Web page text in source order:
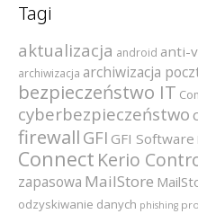
Tagi
aktualizacja android anti-
archiwizacja archiwizacja
bezpieczeństwo IT
cyberbezpieczeństwo
firewall GFI GFI Software
Connect Kerio
zapasowa MailStore
odzyskiwanie danych phishing